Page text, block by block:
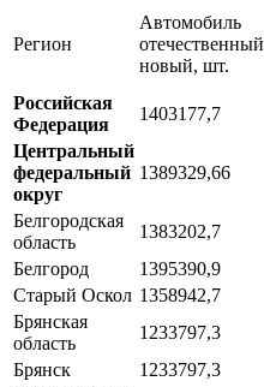
Регион
Автомобиль
отечественный
новый, шт.
Российская
Федерация
1403177,7
Центральный
федеральный
округ
1389329,66
Белгородская
область
1383202,7
Белгород
1395390,9
Старый Оскол 1358942,7
Брянская
область
1233797,3
Брянск
1233797,3